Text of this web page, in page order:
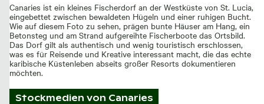
Canaries ist ein kleines Fischerdorf an der Westküste von St. Lucia,
eingebettet zwischen bewaldeten Hügeln und einer ruhigen Bucht.
Wie auf diesem Foto zu sehen, prägen bunte Häuser am Hang, ein
Betonsteg und am Strand aufgereihte Fischerboote das Ortsbild.
Das Dorf gilt als authentisch und wenig touristisch erschlossen,
was es für Reisende und Kreative interessant macht, die das echte
karibische Küstenleben abseits großer Resorts dokumentieren
möchten.
Stockmedien von Canaries